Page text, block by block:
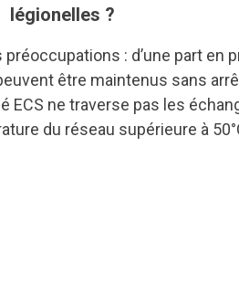
légionelles ?
: d’une part en
être maintenus sans
ECS ne traverse pas les
du réseau supérieure à